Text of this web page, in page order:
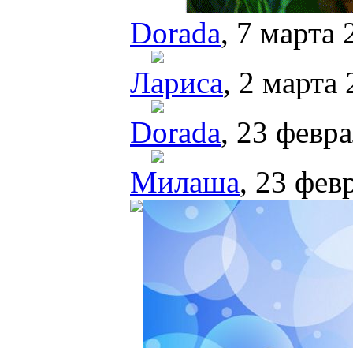
Dorada, 7 марта
Лариса, 2 марта
Dorada, 23
Милаша, 23